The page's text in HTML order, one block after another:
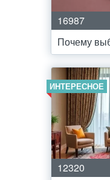
16987
Почему
ИНТЕРЕСНОЕ
12320